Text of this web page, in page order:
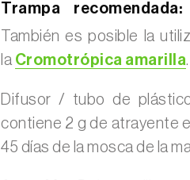
Trampa recomendada:
También es posible la
la Cromotrópica amarilla.
Difusor / tubo de
contiene 2 g de atrayente
45 días de la mosca de la